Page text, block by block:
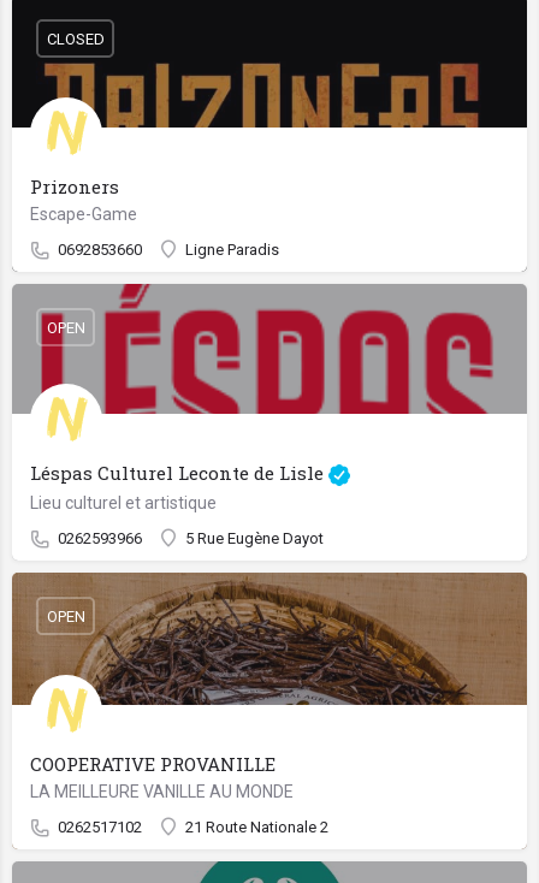
Prizoners
Escape-Game
0692853660 Ligne Paradis
CLOSED
Léspas Culturel Leconte de Lisle
Lieu culturel et artistique
0262593966 5 Rue Eugène Dayot
OPEN
COOPERATIVE PROVANILLE
LA MEILLEURE VANILLE AU MONDE
0262517102 21 Route Nationale 2
OPEN